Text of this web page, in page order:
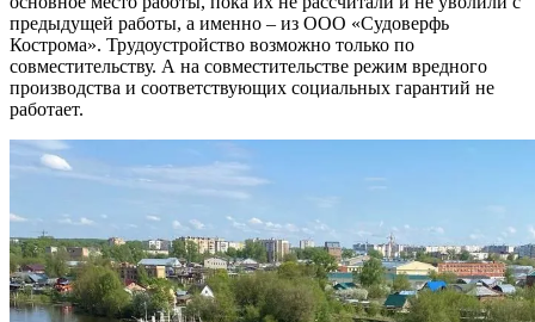
предыдущей работы, а именно – из ООО «Судоверфь
Кострома». Трудоустройство возможно только по
совместительству. А на совместительстве режим вредного
производства и соответствующих социальных гарантий не
работает.